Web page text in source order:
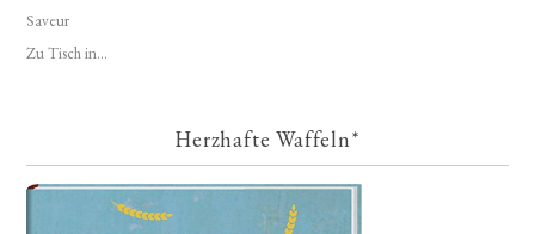
Saveur
Zu Tisch in...
Herzhafte Waffeln*